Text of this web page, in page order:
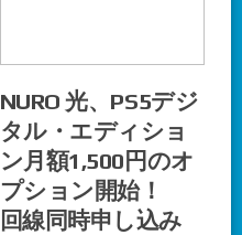
NURO 光、PS5デジ
タル・エディショ
ン月額1,500円のオ
プション開始！
回線同時申し込み